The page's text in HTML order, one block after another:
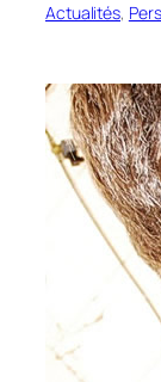
Actualités,